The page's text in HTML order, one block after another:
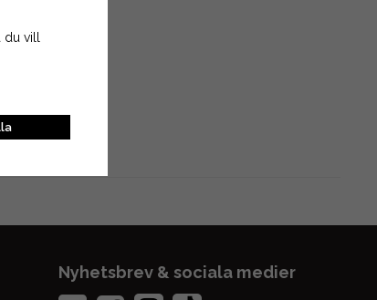
Nyhetsbrev & sociala medier
vill